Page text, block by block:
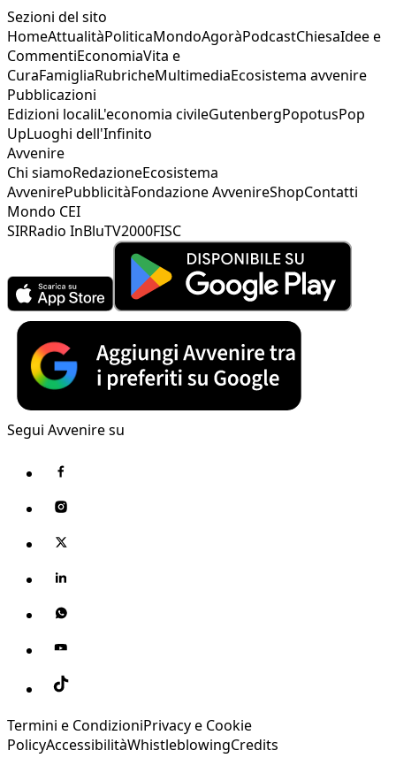
Sezioni del sito
HomeAttualitàPoliticaMondoAgoràPodcastChiesaIdee e
CommentiEconomiaVita e
CuraFamigliaRubricheMultimediaEcosistema avvenire
Pubblicazioni
Edizioni localiL'economia civileGutenbergPopotusPop
UpLuoghi dell'Infinito
Avvenire
Chi siamoRedazioneEcosistema
AvvenirePubblicitàFondazione AvvenireShopContatti
Mondo CEI
SIRRadio InBluTV2000FISC
Segui Avvenire su
Termini e CondizioniPrivacy e Cookie
PolicyAccessibilitàWhistleblowingCredits